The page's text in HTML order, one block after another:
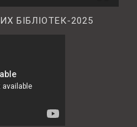
БІБЛІОТЕК-2025